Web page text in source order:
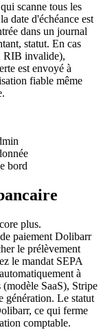
scanne tous les
date d'échéance est
dans un journal
statut. En cas
RIB invalide),
est envoyé à
fiable même
bord
plus.
paiement Dolibarr
le prélèvement
le mandat SEPA
à
(modèle SaaS), Stripe
génération. Le statut
ce qui ferme
comptable.